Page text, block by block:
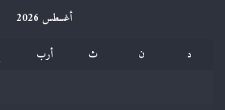
أغسطس 2026
د
ن ث أرب